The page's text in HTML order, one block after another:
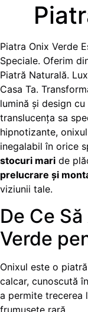
Piatra Onix Verde
Speciale. Oferim
Piatră Naturală.
Casa Ta.
lumină și design cu
translucența sa
hipnotizante,
inegalabil în orice
stocuri mari de
prelucrare și
viziunii tale.
De Ce
Verde
Onixul este o
calcar, cunoscută
a permite trecerea
frumusețe rară.